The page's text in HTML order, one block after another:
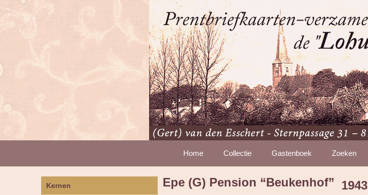
Home Collectie Gastenboek Zoeken
Kernen Epe (G) Pension “Beukenhof” 1943